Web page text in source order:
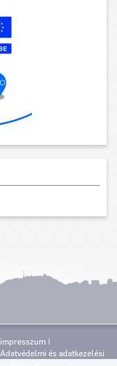
impresszum
Adatvédelmi és adatkezelési